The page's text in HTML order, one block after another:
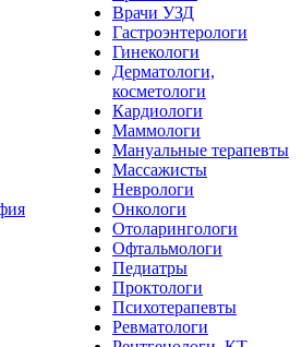
Врачи УЗД
Гастроэнтерологи
Гинекологи
Дерматологи,
косметологи
Кардиологи
Маммологи
Мануальные терапевты
Массажисты
Неврологи
Онкологи
Отоларингологи
Офтальмологи
Педиатры
Проктологи
Психотерапевты
Ревматологи